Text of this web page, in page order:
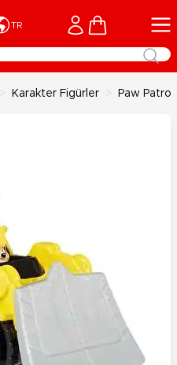
TR Cart
> Karakter Figürler > Paw